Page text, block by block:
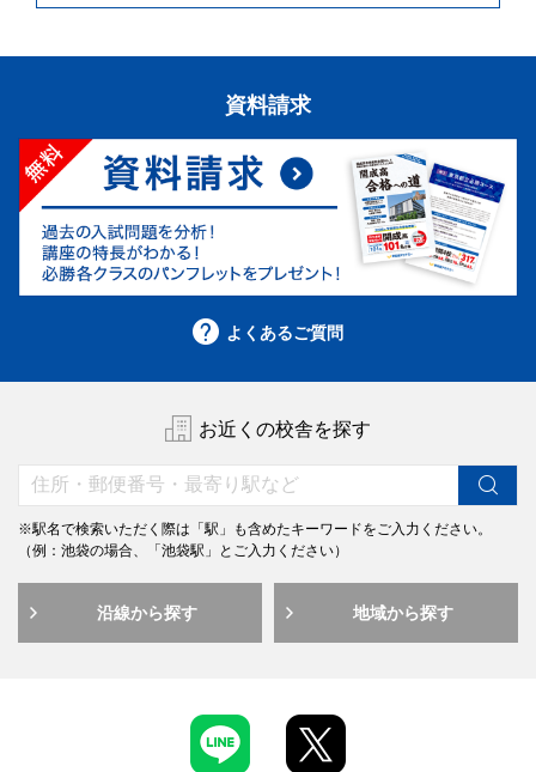
資料請求
よくあるご質問
お近くの校舎を探す
※駅名で検索いただく際は「駅」も含めたキーワードをご入力ください。
（例：池袋の場合、「池袋駅」とご入力ください）
沿線から探す 地域から探す